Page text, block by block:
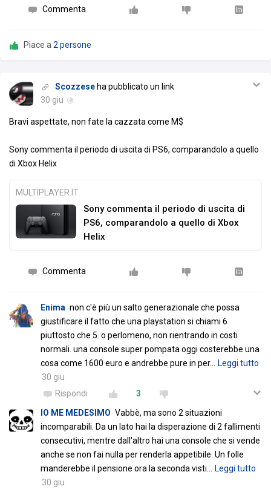
Commenta
Piace a2 persone
Scozzese ha pubblicato un link
30 giu
Bravi aspettate, non fate la cazzata come M$
Sony commenta il periodo di uscita di PS6, comparandolo a quello
di Xbox Helix
MULTIPLAYER.IT
Sony commenta il periodo di uscita di
PS6, comparandolo a quello di Xbox
Helix
Commenta
Enima non c'è più un salto generazionale che possa
giustificare il fatto che una playstation si chiami 6
piuttosto che 5. o perlomeno, non rientrando in costi
normali. una console super pompata oggi costerebbe una
cosa come 1600 euro e andrebbe pure in per… Leggi tutto
30 giu
Rispondi
3
IO ME MEDESIMO Vabbè, ma sono 2 situazioni
incomparabili. Da un lato hai la disperazione di 2 fallimenti
consecutivi, mentre dall'altro hai una console che si vende
anche se non fai nulla per renderla appetibile. Un folle
manderebbe il pensione ora la seconda visti… Leggi tutto
30 giu